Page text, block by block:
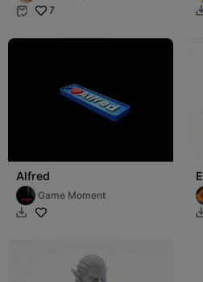
 7
Alfred
Game Moment
